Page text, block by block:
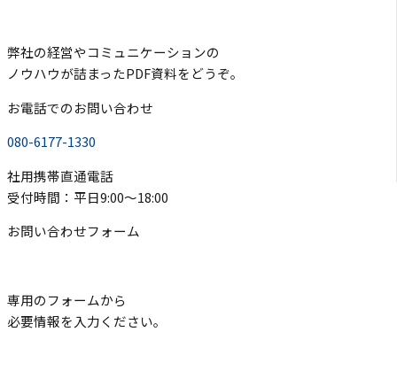
弊社の経営やコミュニケーションの
ノウハウが詰まったPDF資料をどうぞ。
お電話でのお問い合わせ
080-6177-1330
社用携帯直通電話
受付時間：平日9:00〜18:00
お問い合わせフォーム
専用のフォームから
必要情報を入力ください。